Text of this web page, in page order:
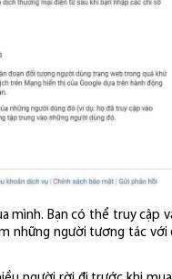
mình. Bạn có thể truy cập
những người tương tác với